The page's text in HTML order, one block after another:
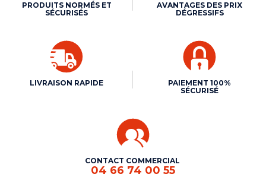
PRODUITS NORMÉS ET
SÉCURISÉS
AVANTAGES DES PRIX
DÉGRESSIFS
LIVRAISON RAPIDE
PAIEMENT 100%
SÉCURISÉ
CONTACT COMMERCIAL
04 66 74 00 55